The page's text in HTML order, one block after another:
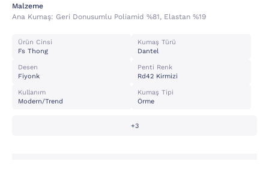
Malzeme
Ana Kumaş: Geri Donusumlu Poliamid %81, Elastan %19
Ürün Cinsi
Fs Thong
Kumaş Türü
Dantel
Desen
Fiyonk
Penti Renk
Rd42 Kirmizi
Kullanım
Modern/trend
Kumaş Tipi
Örme
+3